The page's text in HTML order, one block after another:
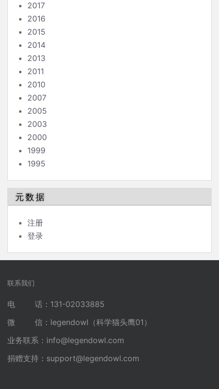
2017
2016
2015
2014
2013
2011
2010
2007
2005
2003
2000
1999
1995
元数据
注册
登录
联系我们
电 话：131-02033885
微 信：legendowl（科学猫头鹰01）
业务联系： info@legendowl.com
捐赠支持： support@legendowl.com